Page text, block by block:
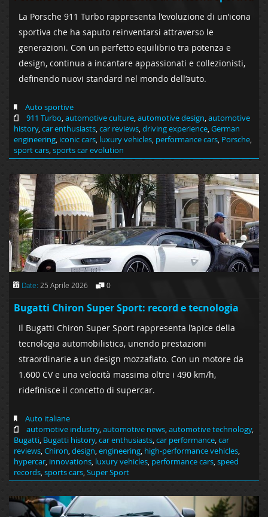
La Porsche 911 Turbo rappresenta l’evoluzione di un’icona
sportiva che ha saputo reinventarsi attraverso le
generazioni. Con un perfetto equilibrio tra potenza e
design, continua a incantare appassionati e collezionisti,
definendo nuovi standard nel mondo dell’auto.
Auto sportive
911 Turbo,automotive culture,automotive design,automotive
history,car enthusiasts,car reviews,driving experience,German
engineering, iconic cars, luxury vehicles, performance cars, Porsche,
sport cars,sports car evolution
Date: 25 Aprile 2026 0
Bugatti Chiron Super Sport: record e tecnologia
Il Bugatti Chiron Super Sport rappresenta l’apice della
tecnologia automobilistica, unendo prestazioni
straordinarie a un design mozzafiato. Con un motore da
1.600 CV e una velocità massima oltre i 490 km/h,
ridefinisce il concetto di supercar.
Auto italiane
automotive industry,automotive news,automotive technology,
Bugatti, Bugatti history,car enthusiasts,car performance,car
reviews,Chiron,design,engineering, high-performance vehicles,
hypercar, innovations, luxury vehicles, performance cars,speed
records,sports cars,Super Sport